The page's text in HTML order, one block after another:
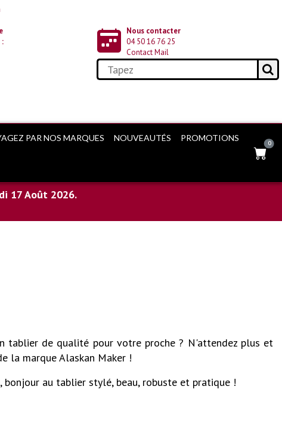
Nous contacter
04 50 16 76 25
Contact Mail
PAR NOS MARQUES NOUVEAUTÉS PROMOTIONS
0
17 Août 2026.
tablier de qualité pour votre proche ? N'attendez plus et
la marque Alaskan Maker !
bonjour au tablier stylé, beau, robuste et pratique !